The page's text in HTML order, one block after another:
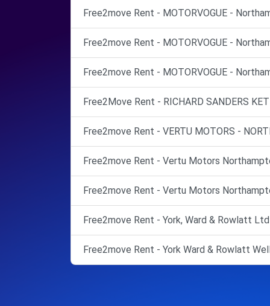
Free2move Rent - MOTORVOGUE -
Free2move Rent - MOTORVOGUE -
Free2move Rent - MOTORVOGUE -
Free2Move Rent - RICHARD SANDERS
Free2move Rent - VERTU MOTORS -
Free2move Rent - Vertu Motors
Free2move Rent - Vertu Motors
Free2move Rent - York, Ward & Rowlatt
Free2move Rent - York Ward & Rowlatt